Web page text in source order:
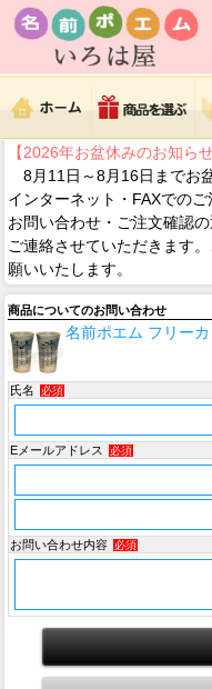
【2026年お盆休みのお知らせ
8月11日～8月16日までお
インターネット・FAXでの
お問い合わせ・ご注文確認
ご連絡させていただきます
願いいたします。
商品についてのお問い合わせ
名前ポエム フリー
氏名 必須
Eメールアドレス 必須
お問い合わせ内容 必須